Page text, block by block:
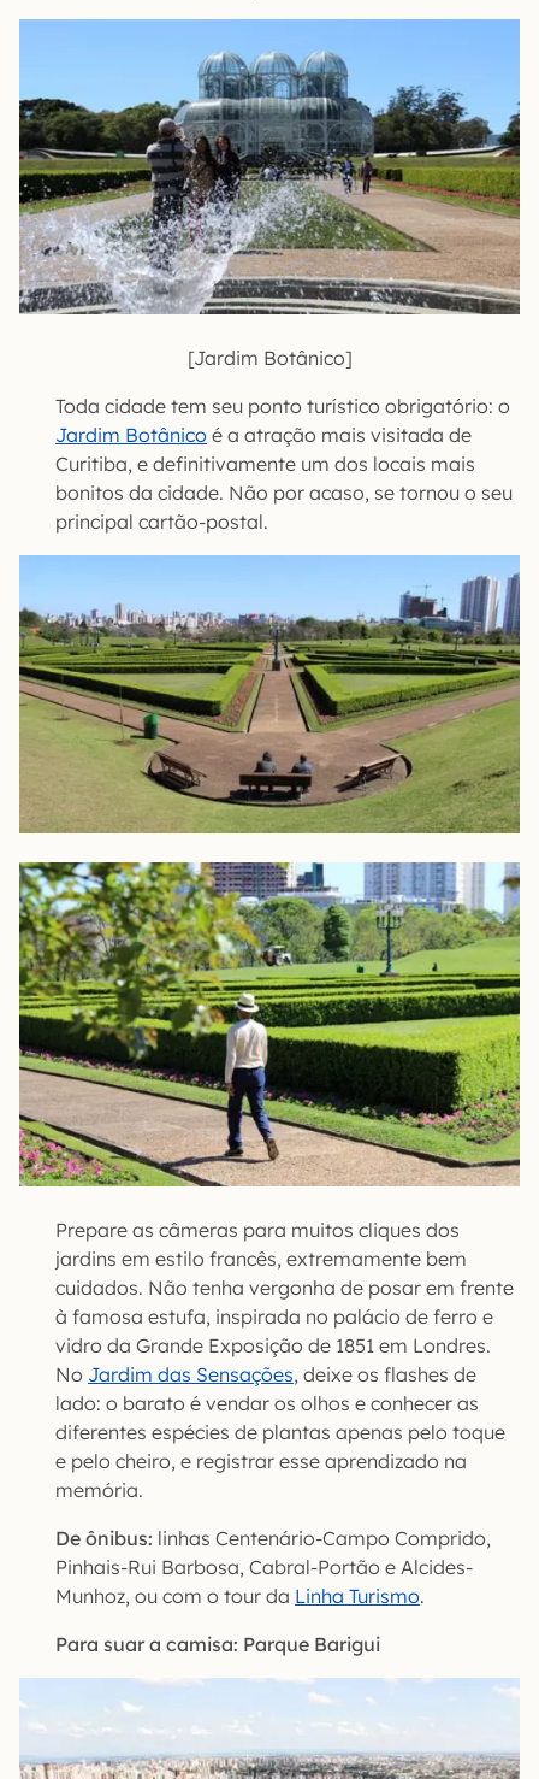
[Jardim Botânico]
Toda cidade tem seu ponto turístico obrigatório: o
Jardim Botânico é a atração mais visitada de
Curitiba, e definitivamente um dos locais mais
bonitos da cidade. Não por acaso, se tornou o seu
principal cartão-postal.
Prepare as câmeras para muitos cliques dos
jardins em estilo francês, extremamente bem
cuidados. Não tenha vergonha de posar em frente
à famosa estufa, inspirada no palácio de ferro e
vidro da Grande Exposição de 1851 em Londres.
No Jardim das Sensações, deixe os flashes de
lado: o barato é vendar os olhos e conhecer as
diferentes espécies de plantas apenas pelo toque
e pelo cheiro, e registrar esse aprendizado na
memória.
De ônibus: linhas Centenário-Campo Comprido,
Pinhais-Rui Barbosa, Cabral-Portão e Alcides-
Munhoz, ou com o tour da Linha Turismo.
Para suar a camisa: Parque Barigui